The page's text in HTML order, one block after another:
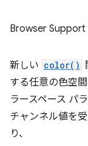
Browser Support
新しい color()
する任意の色空間
ラースペース パ
チャンネル値を
り、